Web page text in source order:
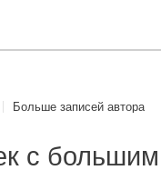
Больше записей автора
с